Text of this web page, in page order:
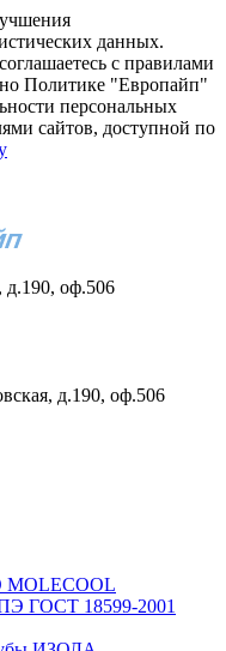
данных.
с правилами
Политике "Европайп"
персональных
сайтов, доступной по
д.190, оф.506
д.190, оф.506
ГОСТ 18599-2001